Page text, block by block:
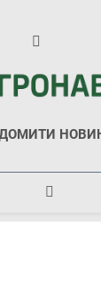
Українського